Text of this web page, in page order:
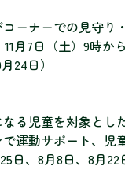
ーナーでの見守り
月7日（土）9時か
日）
る児童を対象とし
運動サポート、児
日、8月8日、8月